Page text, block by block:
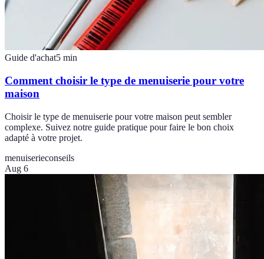
Guide d'achat5 min
Comment choisir le type de menuiserie pour votre
maison
Choisir le type de menuiserie pour votre maison peut sembler
complexe. Suivez notre guide pratique pour faire le bon choix
adapté à votre projet.
menuiserieconseils
Aug 6